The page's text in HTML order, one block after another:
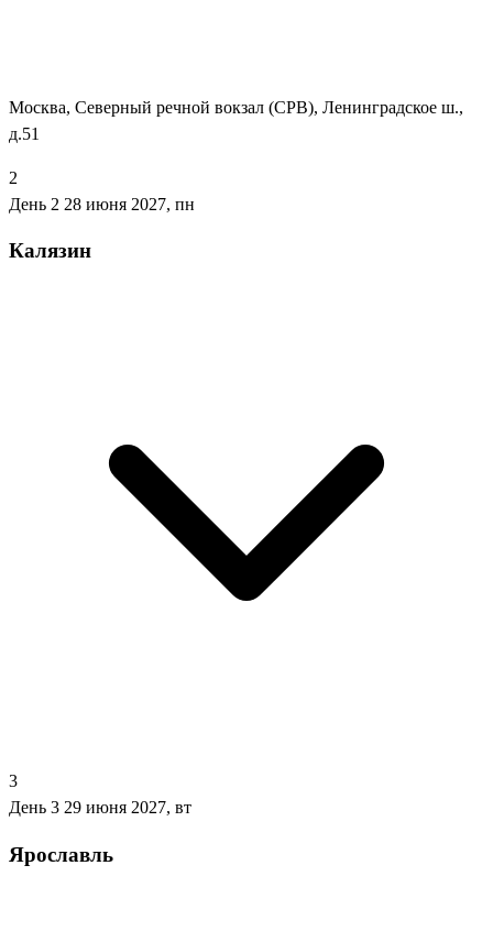
Москва, Северный речной вокзал (СРВ), Ленинградское ш.,
д.51
2
День 2 28 июня 2027, пн
Калязин
3
День 3 29 июня 2027, вт
Ярославль